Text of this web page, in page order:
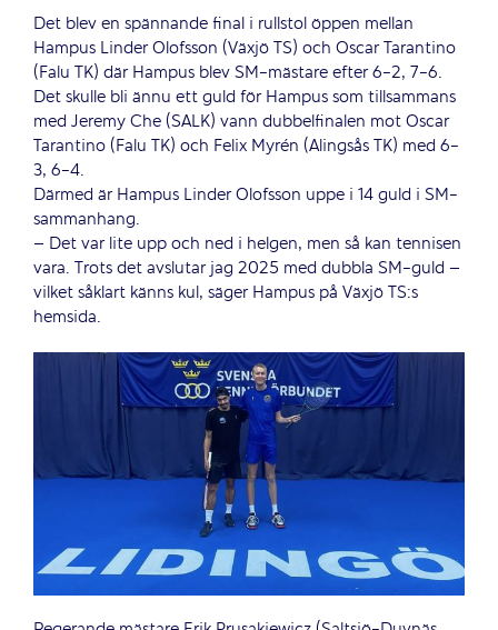
Det blev en spännande final i rullstol öppen mellan
Hampus Linder Olofsson (Växjö TS) och Oscar Tarantino
(Falu TK) där Hampus blev SM-mästare efter 6-2, 7-6.
Det skulle bli ännu ett guld för Hampus som tillsammans
med Jeremy Che (SALK) vann dubbelfinalen mot Oscar
Tarantino (Falu TK) och Felix Myrén (Alingsås TK) med 6-
3, 6-4.
Därmed är Hampus Linder Olofsson uppe i 14 guld i SM-
sammanhang.
– Det var lite upp och ned i helgen, men så kan tennisen
vara. Trots det avslutar jag 2025 med dubbla SM-guld –
vilket såklart känns kul, säger Hampus på Växjö TS:s
hemsida.